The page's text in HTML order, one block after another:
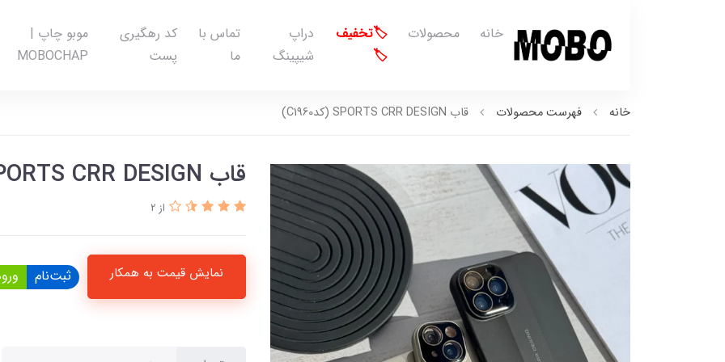
خانه محصولات
🏷️تخفیف
🏷️
دراپ
شیپینگ
تماس با
ما
کد رهگیری
پست
موبو چاپ |
MOBOCHAP
خانه فهرست محصولات قاب SPORTS CRR DESIGN (کدC1960)
قاب SPORTS CRR DESIGN (کدC1960)
از 2
نمایش قیمت به همکار ثبت‌نام